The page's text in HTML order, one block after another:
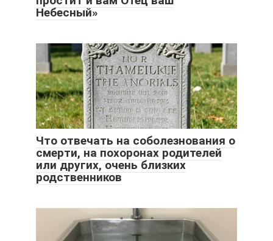
Небесный»
Что отвечать на соболезнования о
смерти, на похоронах родителей
или других, очень близких
родственников